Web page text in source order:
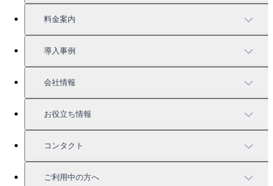
TUNAGの特徴
機能一覧
充実したサポート
料金案内
料金案内
導入事例
導入事例
活用方法
会社情報
会社情報
お役立ち情報
お役立ち資料一覧
セミナー情報
コンタクト
サービス資料請求
ご利用中の方へ